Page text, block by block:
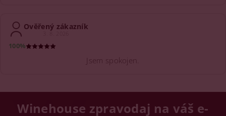
Ověřený zákazník
3. 8. 2026
100%
Jsem spokojen.
Winehouse zpravodaj na váš e-